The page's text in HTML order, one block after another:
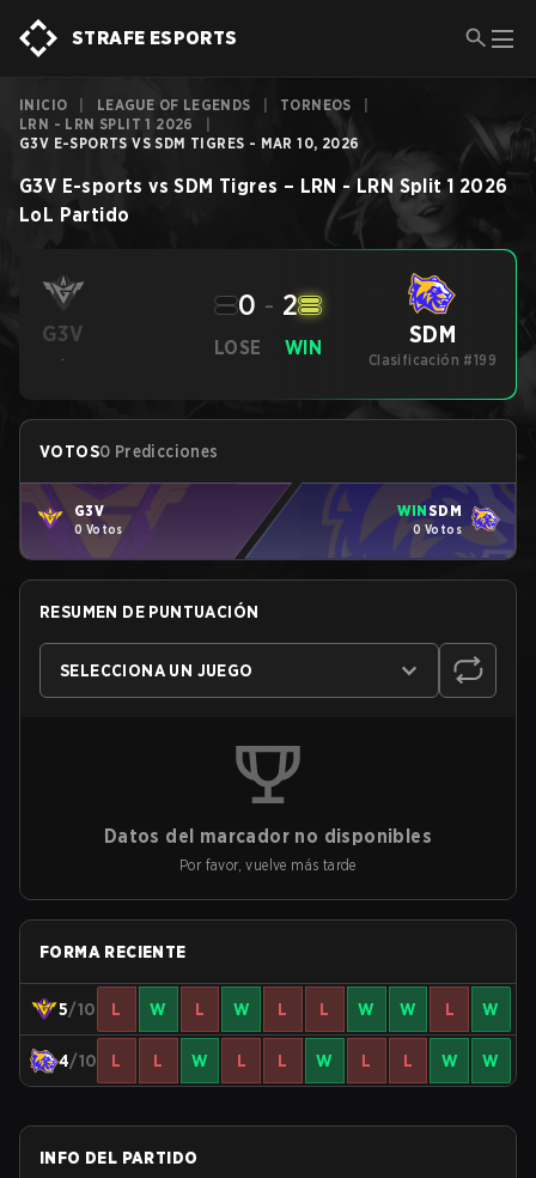
STRAFE ESPORTS
INICIO LEAGUE OF LEGENDS TORNEOS
LRN - LRN SPLIT 1 2026
G3V E-SPORTS VS SDM TIGRES - MAR 10, 2026
G3V E-sports vs SDM Tigres – LRN - LRN Split 1 2026
LoL Partido
G3V
-
LOSE
0 - 2
WIN SDM
Clasificación #199
VOTOS0 Predicciones
G3V
0 Votos
WINSDM
0 Votos
RESUMEN DE PUNTUACIÓN
SELECCIONA UN JUEGO
Datos del marcador no disponibles
Por favor, vuelve más tarde
FORMA RECIENTE
5/10 L W L W L L W W L W
4/10 L L W L L W L L W W
INFO DEL PARTIDO